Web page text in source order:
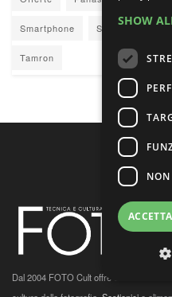
Smartphone Sony Sony
Tamron
Dal 2004 FOTO Cult offre
SHOW